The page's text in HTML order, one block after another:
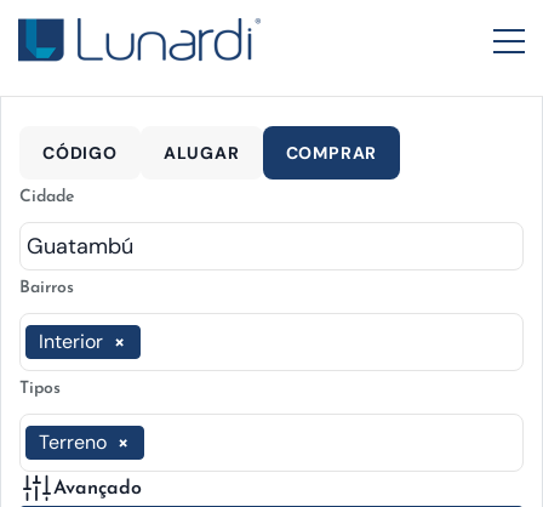
CÓDIGO ALUGAR COMPRAR
Cidade
Bairros
×
Interior
Tipos
×
Terreno
Avançado